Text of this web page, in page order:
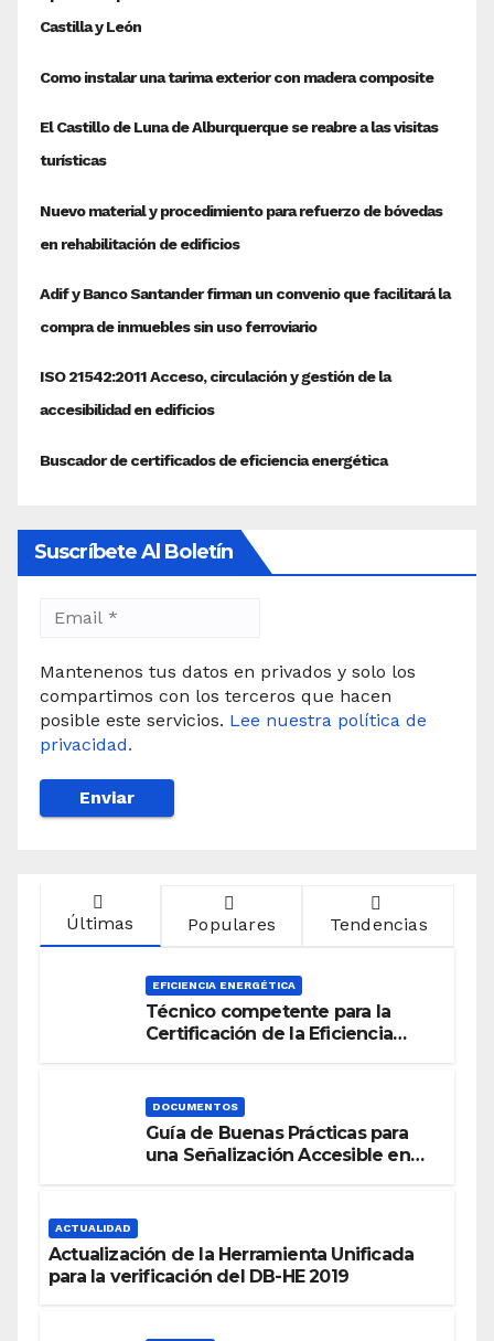
Suscríbete Al Boletín
Mantenenos tus datos en privados y solo los
compartimos con los terceros que hacen
posible este servicios. Lee nuestra política de
privacidad.
Últimas Populares Tendencias
EFICIENCIA ENERGÉTICA
Técnico competente para la
Certificación de la Eficiencia
DOCUMENTOS
Guía de Buenas Prácticas para
una Señalización Accesible en
ACTUALIDAD
Actualización de la Herramienta Unificada
para la verificación del DB-HE 2019